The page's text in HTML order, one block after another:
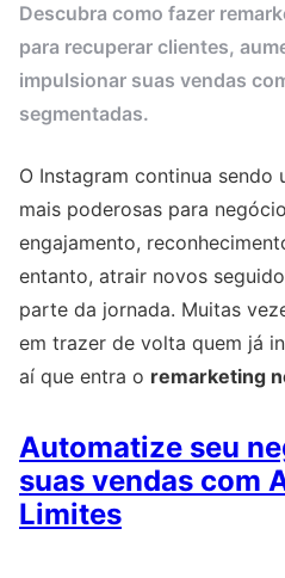
Descubra como fazer
para recuperar clientes,
impulsionar suas vendas
segmentadas.
O Instagram continua sendo
mais poderosas para
engajamento,
entanto, atrair novos
parte da jornada. Muitas
em trazer de volta quem já
aí que entra o remarketing
Automatize seu
suas vendas com
Limites